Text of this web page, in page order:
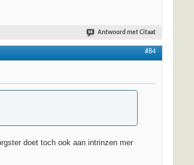
Antwoord met Citaat
#84
doet toch ook aan intrinzen mer